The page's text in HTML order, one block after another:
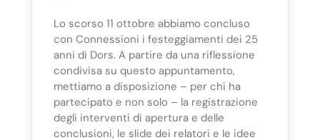
Lo scorso 11 ottobre abbiamo concluso
con Connessioni i festeggiamenti dei 25
anni di Dors. A partire da una riflessione
condivisa su questo appuntamento,
mettiamo a disposizione – per chi ha
partecipato e non solo – la registrazione
degli interventi di apertura e delle
conclusioni, le slide dei relatori e le idee